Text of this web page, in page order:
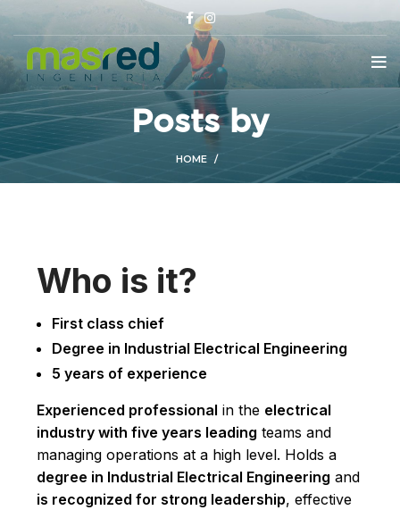
Posts by
HOME
Who is it?
First class chief
Degree in Industrial Electrical Engineering
5 years of experience
Experienced professional in the electrical
industry with five years leading teams and
managing operations at a high level. Holds a
degree in Industrial Electrical Engineering and
is recognized for strong leadership, effective